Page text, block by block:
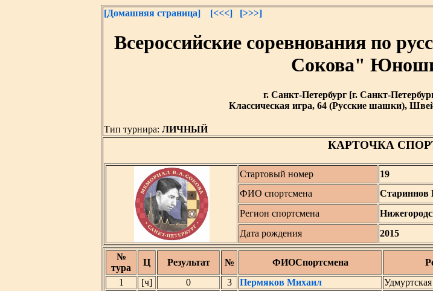
[Домашняя страница] [<<<] [>>>]
Всероссийские соревнования по
Сокова" Юноши
г. Санкт-Петербург [г. Санкт-
Классическая игра, 64 (Русские шашки),
Тип турнира: ЛИЧНЫЙ
КАРТОЧКА
Стартовый номер 19
ФИО спортсмена
Регион спортсмена
Дата рождения
2015
№
тура
Ц Результат № ФИОСпортсмена
1
[ч] 0 3 Пермяков Михаил